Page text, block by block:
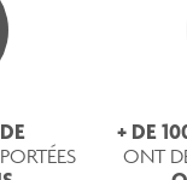
+ DE
ONT